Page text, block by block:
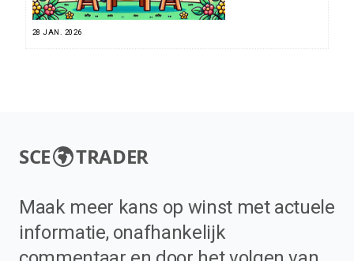
28 JAN. 2026
SCE TRADER
Maak meer kans op winst met actuele
informatie, onafhankelijk